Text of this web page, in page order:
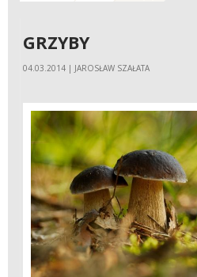
GRZYBY
04.03.2014 | JAROSŁAW SZAŁATA